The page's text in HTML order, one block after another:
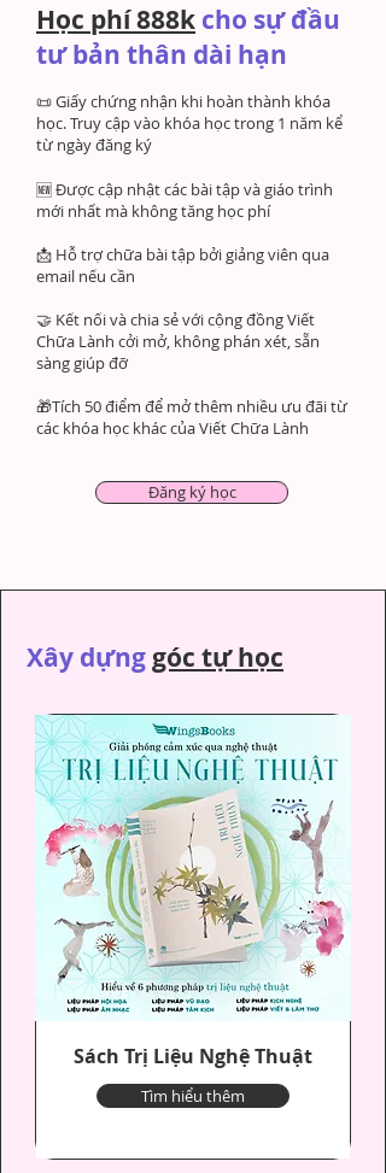
Học phí 888k cho sự đầu
tư bản thân dài hạn
📜 Giấy chứng nhận khi hoàn thành khóa
học. Truy cập vào khóa học trong 1 năm kể
từ ngày đăng ký
🆕 Được cập nhật các bài tập và giáo trình
mới nhất mà không tăng học phí
📩 Hỗ trợ chữa bài tập bởi giảng viên qua
email nếu cần
🤝 Kết nối và chia sẻ với cộng đồng Viết
Chữa Lành cởi mở, không phán xét, sẵn
sàng giúp đỡ
🎁Tích 50 điểm để mở thêm nhiều ưu đãi từ
các khóa học khác của Viết Chữa Lành
Đăng ký học
Xây dựng góc tự học
Sách Trị Liệu Nghệ Thuật
Tìm hiểu thêm